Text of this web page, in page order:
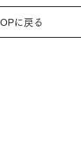
に戻る